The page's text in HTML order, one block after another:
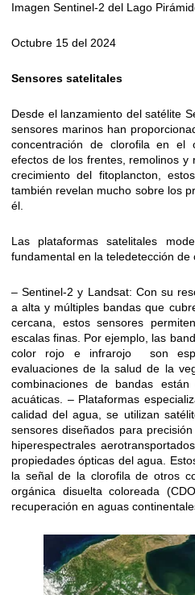
Imagen Sentinel-2 del Lago
Octubre 15 del 2024
Sensores satelitales
Desde el lanzamiento del satélite
sensores marinos han
concentración de clorofila en el
efectos de los frentes, remolinos y
crecimiento del fitoplancton,
también revelan mucho sobre los
él.
Las plataformas satelitales
fundamental en la teledetección de
– Sentinel-2 y Landsat: Con su
a alta y múltiples bandas que
cercana, estos sensores
escalas finas. Por ejemplo, las
color rojo e infrarojo son
evaluaciones de la salud de la
combinaciones de bandas
acuáticas. – Plataformas
calidad del agua, se utilizan
sensores diseñados para
hiperespectrales
propiedades ópticas del agua.
la señal de la clorofila de otros
orgánica disuelta coloreada
recuperación en aguas